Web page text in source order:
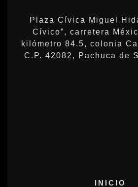
Plaza Cívica Miguel
Cívico”, carretera
kilómetro 84.5, colonia
C.P. 42082, Pachuca de
INICIO